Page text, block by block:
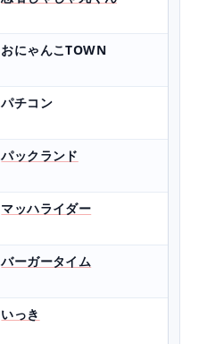
おにゃんこTOWN
パチコン
パックランド
マッハライダー
バーガータイム
いっき